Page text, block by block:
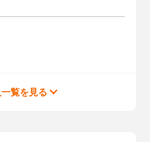
覧を見る